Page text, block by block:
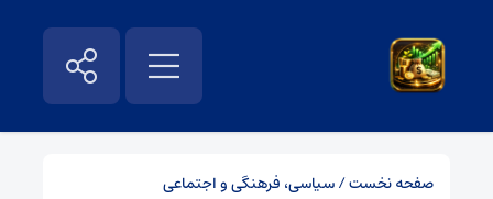
صفحه نخست/سیاسی، فرهنگی و اجتماعی